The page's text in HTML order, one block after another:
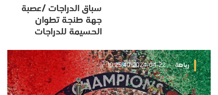
سباق الدراجات /عصبة
جهة طنجة تطوان
الحسيمة للدراجات
رياضة 2024-04-22 10:25:40